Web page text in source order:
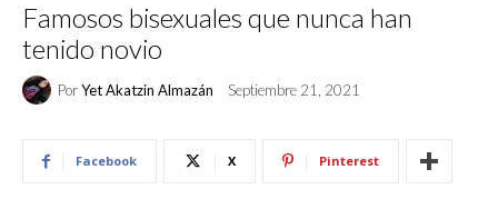
Famosos bisexuales que nunca han
tenido novio
PorYet Akatzin Almazán Septiembre 21, 2021
Facebook X Pinterest